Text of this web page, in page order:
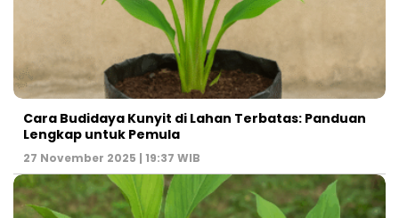
Cara Budidaya Kunyit di Lahan Terbatas: Panduan
Lengkap untuk Pemula
27 November 2025 | 19:37 WIB